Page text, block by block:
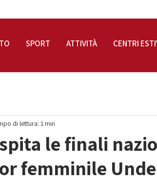
le finali
femminile
di lettura: 1 min
SPORT ATTIVITÀ CENTRI